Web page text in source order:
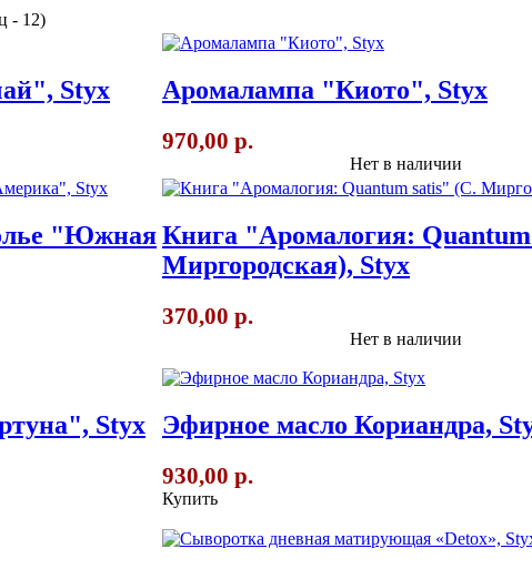
- 12)
Styx Аромалампа "Киото", Styx
970,00 р.
Нет в наличии
"ЮжнаяКнига "Аромалогия:
Миргородская), Styx
370,00 р.
Нет в наличии
Styx Эфирное масло Кориандра,
930,00 р.
Купить